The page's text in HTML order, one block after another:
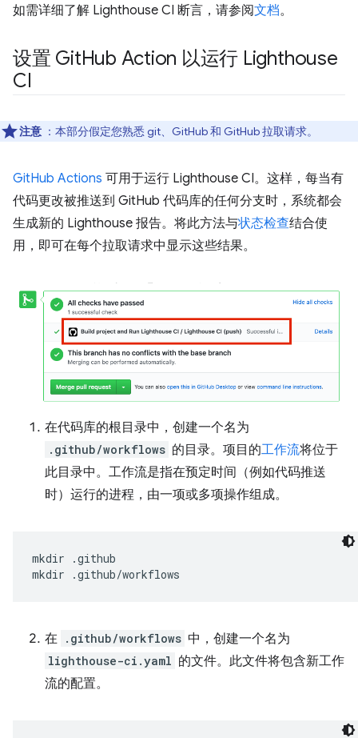
如需详细了解 Lighthouse CI 断言，请参阅文档。
设置 GitHub Action 以运行 Lighthouse
CI
注意 ：本部分假定您熟悉 git、GitHub 和 GitHub 拉取请求。
GitHub Actions 可用于运行 Lighthouse CI。这样，每当有
代码更改被推送到 GitHub 代码库的任何分支时，系统都会
生成新的 Lighthouse 报告。将此方法与状态检查结合使
用，即可在每个拉取请求中显示这些结果。
在代码库的根目录中，创建一个名为
.github/workflows 的目录。项目的工作流将位于
此目录中。工作流是指在预定时间（例如代码推送
时）运行的进程，由一项或多项操作组成。
mkdir
.github
mkdir
在 .github/workflows 中，创建一个名为
lighthouse-ci.yaml 的文件。此文件将包含新工作
流的配置。